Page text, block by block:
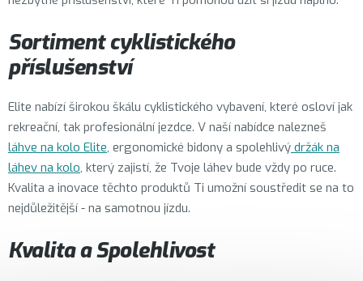
Sortiment cyklistického
příslušenství
Elite nabízí širokou škálu cyklistického vybavení, které osloví jak
rekreační, tak profesionální jezdce. V naší nabídce nalezneš
láhve na kolo Elite, ergonomické bidony a spolehlivý držák na
láhev na kolo, který zajistí, že Tvoje láhev bude vždy po ruce.
Kvalita a inovace těchto produktů Ti umožní soustředit se na to
nejdůležitější - na samotnou jízdu.
Kvalita a Spolehlivost